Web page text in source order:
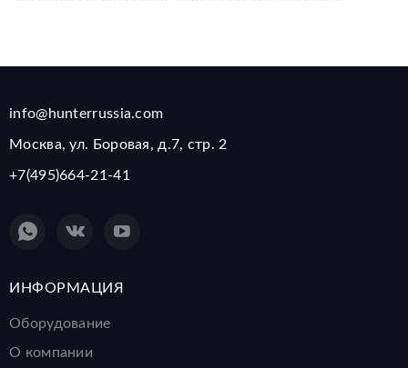
info@hunterrussia.com
Москва, ул. Боровая, д.7, стр. 2
+7(495)664-21-41
ИНФОРМАЦИЯ
Оборудование
О компании